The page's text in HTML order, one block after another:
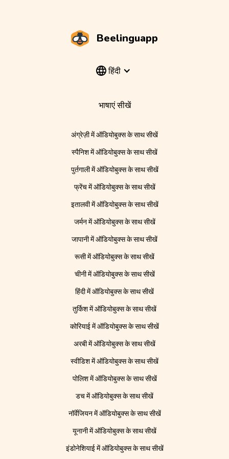
Beelinguapp
हिंदी
भाषाएं सीखें
अंग्रेज़ी में ऑडियोबुक्स के साथ सीखें
स्पैनिश में ऑडियोबुक्स के साथ सीखें
पुर्तगाली में ऑडियोबुक्स के साथ सीखें
फ्रेंच में ऑडियोबुक्स के साथ सीखें
इतालवी में ऑडियोबुक्स के साथ सीखें
जर्मन में ऑडियोबुक्स के साथ सीखें
जापानी में ऑडियोबुक्स के साथ सीखें
रूसी में ऑडियोबुक्स के साथ सीखें
चीनी में ऑडियोबुक्स के साथ सीखें
हिंदी में ऑडियोबुक्स के साथ सीखें
तुर्किश में ऑडियोबुक्स के साथ सीखें
कोरियाई में ऑडियोबुक्स के साथ सीखें
अरबी में ऑडियोबुक्स के साथ सीखें
स्वीडिश में ऑडियोबुक्स के साथ सीखें
पोलिश में ऑडियोबुक्स के साथ सीखें
डच में ऑडियोबुक्स के साथ सीखें
नॉर्वेजियन में ऑडियोबुक्स के साथ सीखें
यूनानी में ऑडियोबुक्स के साथ सीखें
इंडोनेशियाई में ऑडियोबुक्स के साथ सीखें